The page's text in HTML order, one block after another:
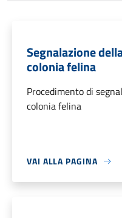
Segnalazione
colonia felina
Procedimento di
colonia felina
VAI ALLA PAGINA